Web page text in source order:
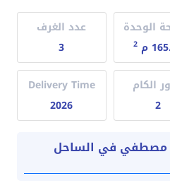
الوحدة
م
2
عدد الغرف
3
الكام
2
Delivery Time
2026
مصطفي في الساحل